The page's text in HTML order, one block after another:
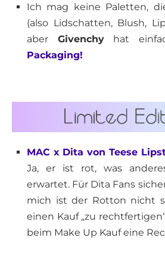
Ich mag keine Paletten,
(also Lidschatten, Blush,
aber Givenchyhat
Packaging!
MAC x Dita von Teese
Ja, er ist rot, was
erwartet. Für Dita Fans
mich ist der Rotton nicht
einen Kauf „zu
beim Make Up Kauf eine